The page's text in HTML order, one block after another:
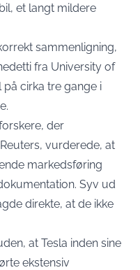
et langt mildere
sammenligning,
fra University of
på cirka tre gange i
der
vurderede, at
markedsføring
Syv ud
direkte, at de ikke
at Tesla inden sine
ekstensiv